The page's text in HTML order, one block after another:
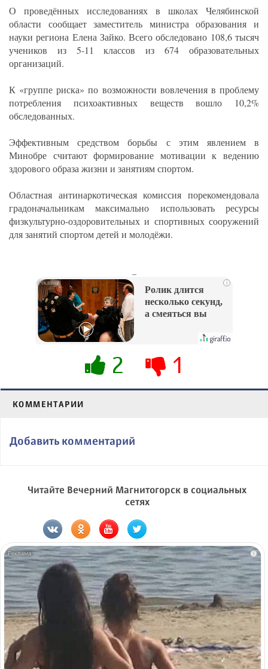
О проведённых исследованиях в школах Челябинской
области сообщает заместитель министра образования и
науки региона Елена Зайко. Всего обследовано 108,6 тысяч
учеников из 5-11 классов из 674 образовательных
организаций.
К «группе риска» по возможности вовлечения в проблему
потребления психоактивных веществ вошло 10,2%
обследованных.
Эффективным средством борьбы с этим явлением в
Минобре считают формирование мотивации к ведению
здорового образа жизни и занятиям спортом.
Областная антинаркотическая комиссия порекомендовала
градоначальникам максимально использовать ресурсы
физкультурно-оздоровительных и спортивных сооружений
для занятий спортом детей и молодёжи.
i
Ролик длится
несколько секунд,
а смеяться вы
2 1
КОММЕНТАРИИ
Добавить комментарий
Читайте Вечерний Магнитогорск в социальных
сетях
i